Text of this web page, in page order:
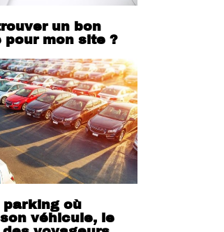
un bon
pour mon site ?
parking où
véhicule, le